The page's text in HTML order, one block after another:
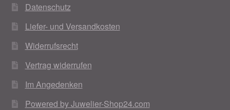
Datenschutz
Liefer- und Versandkosten
Widerrufsrecht
Vertrag widerrufen
Im Angedenken
Powered by Juwelier-Shop24.com